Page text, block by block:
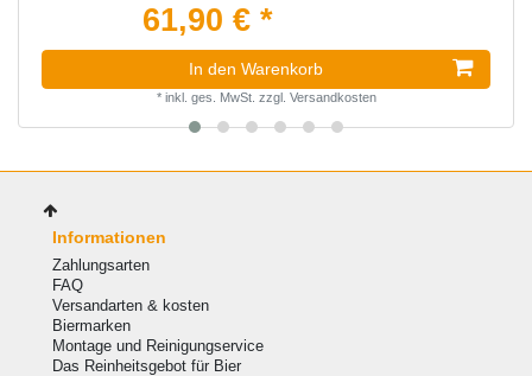
61,90 € *
In den Warenkorb
* inkl. ges. MwSt. zzgl. Versandkosten
Informationen
Zahlungsarten
FAQ
Versandarten & kosten
Biermarken
Montage und Reinigungservice
Das Reinheitsgebot für Bier